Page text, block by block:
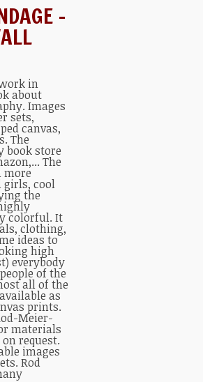
–
in
about
Images
sets,
canvas,
The
book store
The
more
girls, cool
the
colorful. It
clothing,
ideas to
high
everybody
of the
all of the
as
prints.
Meier-
materials
request.
images
. Rod